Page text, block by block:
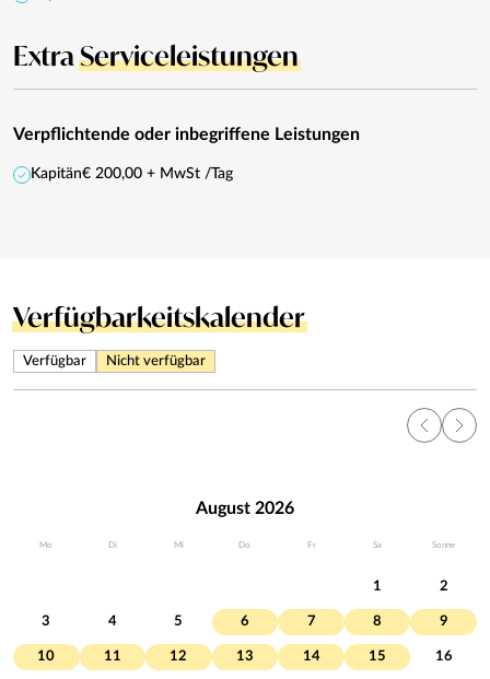
ExtraServiceleistungen
Verpflichtende oder inbegriffene Leistungen
Kapitän€ 200,00 + MwSt /Tag
Verfügbarkeitskalender
Verfügbar Nicht verfügbar
August 2026
Mo Di Mi Do Fr Sa Sonne
1 2
3 4 5 6 7 8 9
10 11 12 13 14 15 16